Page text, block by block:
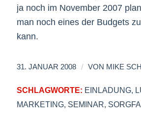
ja noch im November 2007
man noch eines der Budgets
kann.
31. JANUAR 2008 / VON MIKE
SCHLAGWORTE: EINLADUNG,
MARKETING, SEMINAR,